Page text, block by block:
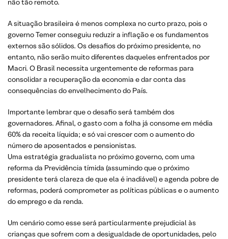
não tão remoto.
A situação brasileira é menos complexa no curto prazo, pois o
governo Temer conseguiu reduzir a inflação e os fundamentos
externos são sólidos. Os desafios do próximo presidente, no
entanto, não serão muito diferentes daqueles enfrentados por
Macri. O Brasil necessita urgentemente de reformas para
consolidar a recuperação da economia e dar conta das
consequências do envelhecimento do País.
Importante lembrar que o desafio será também dos
governadores. Afinal, o gasto com a folha já consome em média
60% da receita líquida; e só vai crescer com o aumento do
número de aposentados e pensionistas.
Uma estratégia gradualista no próximo governo, com uma
reforma da Previdência tímida (assumindo que o próximo
presidente terá clareza de que ela é inadiável) e agenda pobre de
reformas, poderá comprometer as políticas públicas e o aumento
do emprego e da renda.
Um cenário como esse será particularmente prejudicial às
crianças que sofrem com a desigualdade de oportunidades, pelo